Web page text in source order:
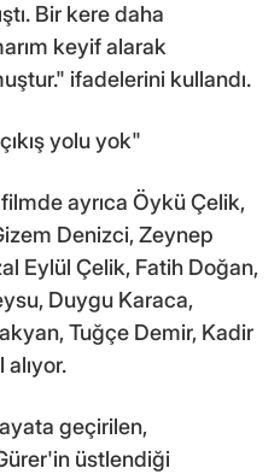
Bir kere daha
keyif alarak
ifadelerini kullandı.
yolu yok"
ayrıca Öykü Çelik,
Denizci, Zeynep
Eylül Çelik, Fatih Doğan,
Duygu Karaca,
Tuğçe Demir, Kadir
geçirilen,
üstlendiği